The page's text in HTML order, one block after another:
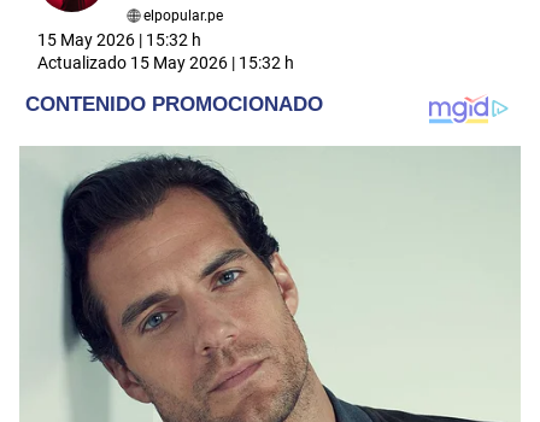
elpopular.pe
15 May 2026 | 15:32 h
Actualizado 15 May 2026 | 15:32 h